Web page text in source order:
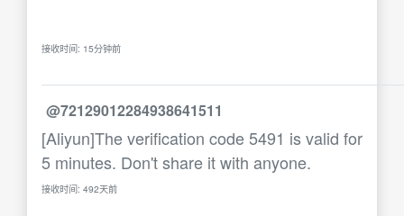
接收时间: 15分钟前
@72129012284938641511
[Aliyun]The verification code 5491 is valid for
5 minutes. Don't share it with anyone.
接收时间: 492天前